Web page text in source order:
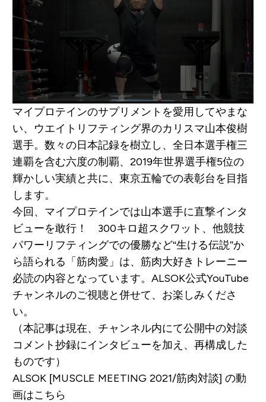
マイプロテインのサプリメントを愛用してやまな
い、ウエイトリフティング界のカリスマ山本俊樹
選手。数々の日本記録を樹立し、全日本選手権三
連覇を含む六度の制覇、2019年世界選手権5位の
輝かしい実績と共に、東京五輪での表彰台を目指
します。
今回、マイプロテインでは山本選手に直撃インタ
ビューを敢行！ 300キロ超スクワット、他競技
パワーリフティングでの優勝など“生ける伝説”か
ら語られる「筋肉愛」は、筋肉大好きトレーニー
必読の内容となっています。ALSOK公式YouTube
チャンネルのご視聴と併せて、お楽しみくださ
い。
（本記事は現在、チャンネル内にて公開中の対談
コメント抄録にインタビューを加え、再構成した
ものです）
ALSOK [MUSCLE MEETING 2021/筋肉対談] の動
画はこちら